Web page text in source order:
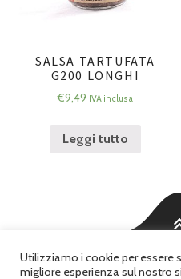
SALSA TARTUFATA
G200 LONGHI
€9,49 IVA inclusa
Leggi tutto
©2026 Bontà delle Marche -
Utilizziamo i cookie per essere
migliore esperienza sul nostro